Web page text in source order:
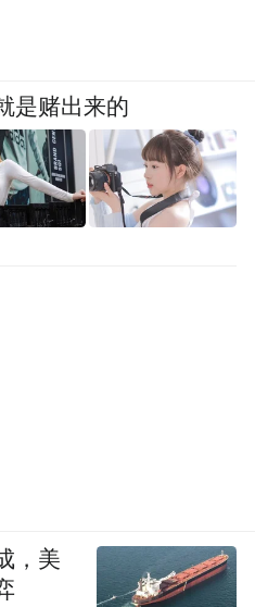
是赌出来的
，美